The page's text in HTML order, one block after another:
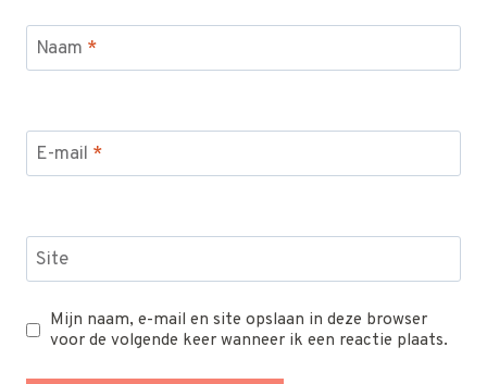
Naam *
E-mail *
Site
Mijn naam, e-mail en site opslaan in deze browser
voor de volgende keer wanneer ik een reactie plaats.